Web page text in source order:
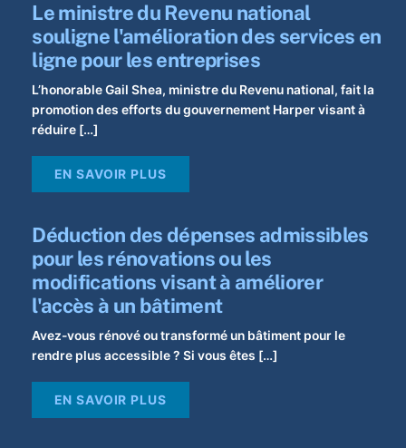
Le ministre du Revenu national
souligne l'amélioration des services en
ligne pour les entreprises
L’honorable Gail Shea, ministre du Revenu national, fait la
promotion des efforts du gouvernement Harper visant à
réduire […]
EN SAVOIR PLUS
Déduction des dépenses admissibles
pour les rénovations ou les
modifications visant à améliorer
l'accès à un bâtiment
Avez-vous rénové ou transformé un bâtiment pour le
rendre plus accessible ? Si vous êtes […]
EN SAVOIR PLUS